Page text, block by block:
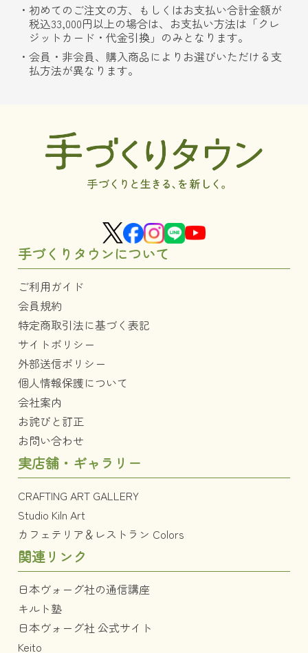
初めてのご注文の方、もしくはお支払い合計金額が
税込33,000円以上の場合は、お支払い方法は「クレ
ジットカード・代金引換」のみとなります。
会員・非会員、購入商品によりお選びいただける支
払方法が異なります。
手づくりタウンについて
ご利用ガイド
会員規約
特定商取引法に基づく表記
サイトポリシー
外部送信ポリシー
個人情報保護について
会社案内
お詫びと訂正
お問い合わせ
実店舗・ギャラリー
CRAFTING ART GALLERY
Studio Kiln Art
カフェテリア＆レストラン Colors
関連リンク
日本ヴォーグ社の通信講座
キルト塾
日本ヴォーグ社 公式サイト
Keito